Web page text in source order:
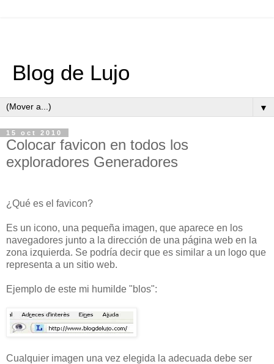
Blog de Lujo
▼
15 oct 2010
Colocar favicon en todos los
exploradores Generadores
¿Qué es el favicon?
Es un icono, una pequeña imagen, que aparece en los
navegadores junto a la dirección de una página web en la
zona izquierda. Se podría decir que es similar a un logo que
representa a un sitio web.
Ejemplo de este mi humilde "blos":
Cualquier imagen una vez elegida la adecuada debe ser